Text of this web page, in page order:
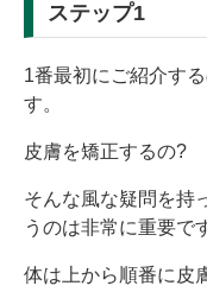
ステップ1
1番最初にご紹介す
す。
皮膚を矯正するの?
そんな風な疑問を持
うのは非常に重要で
体は上から順番に皮